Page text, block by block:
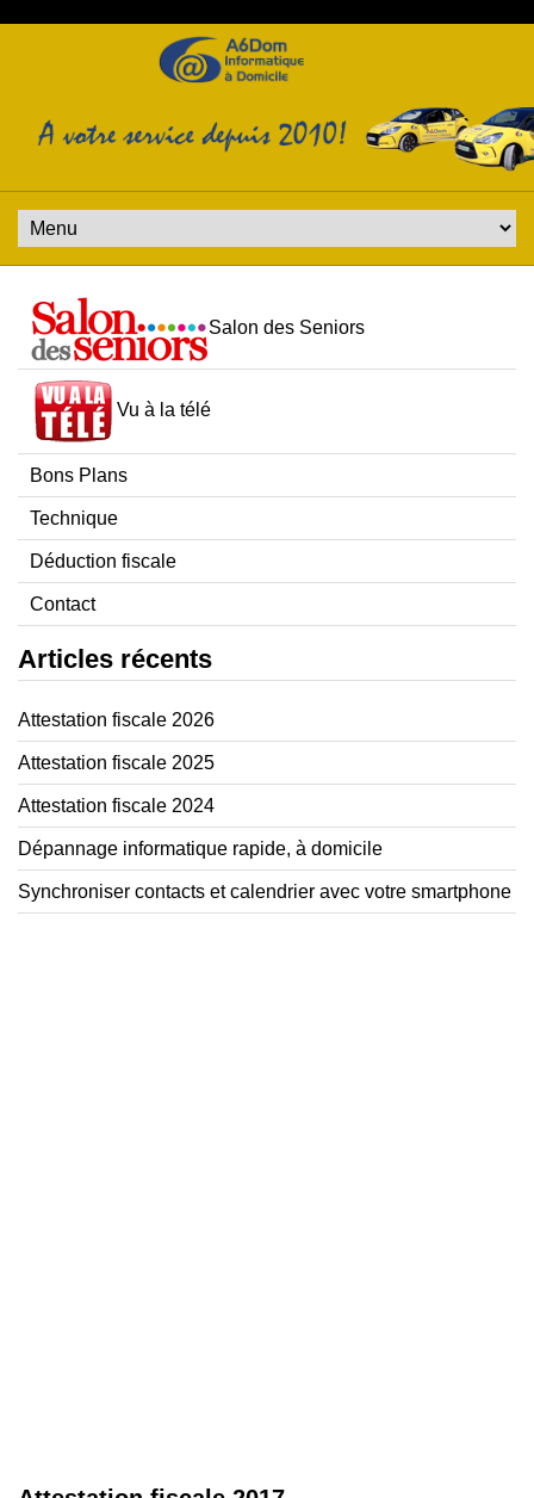
Salon des Seniors
Vu à la télé
Bons Plans
Technique
Déduction fiscale
Contact
Articles récents
Attestation fiscale 2026
Attestation fiscale 2025
Attestation fiscale 2024
Dépannage informatique rapide, à domicile
Synchroniser contacts et calendrier avec votre smartphone